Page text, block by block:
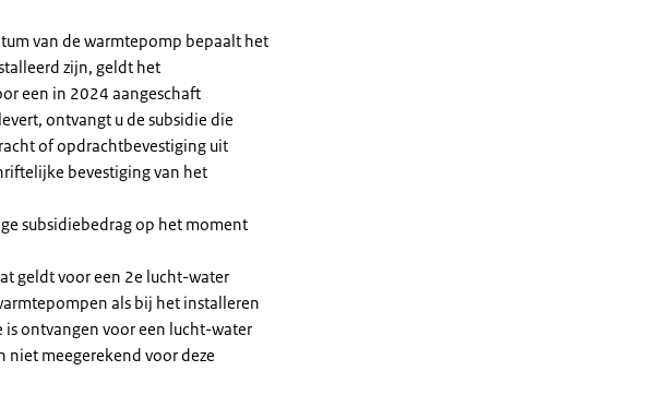
van de warmtepomp bepaalt het
zijn, geldt het
een in 2024 aangeschaft
ontvangt u de subsidie die
of opdrachtbevestiging uit
bevestiging van het
subsidiebedrag op het moment
geldt voor een 2e lucht-water
als bij het installeren
is ontvangen voor een lucht-water
meegerekend voor deze